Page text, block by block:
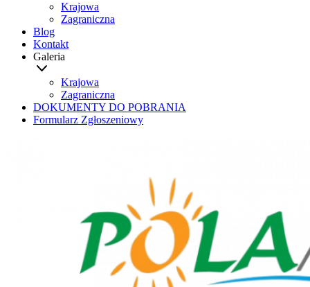
Krajowa
Zagraniczna
Blog
Kontakt
Galeria
Krajowa
Zagraniczna
DOKUMENTY DO POBRANIA
Formularz Zgłoszeniowy